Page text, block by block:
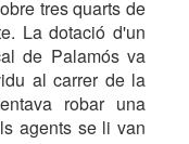
tres quarts de
La dotació d'un
de Palamós va
al carrer de la
robar una
agents se li van